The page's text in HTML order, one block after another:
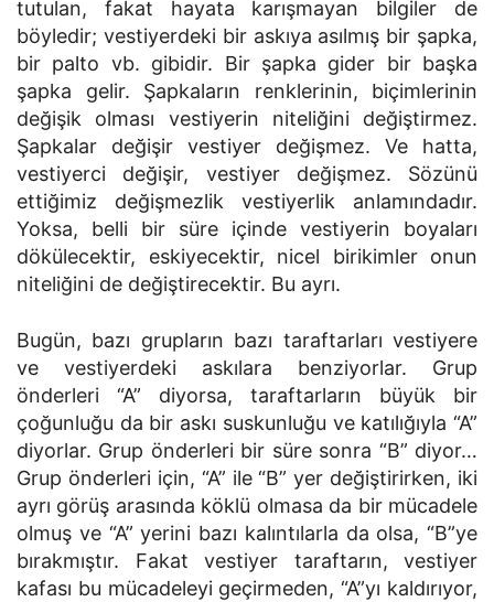
tutulan, fakat hayata karışmayan bilgiler de
böyledir; vestiyerdeki bir askıya asılmış bir şapka,
bir palto vb. gibidir. Bir şapka gider bir başka
şapka gelir. Şapkaların renklerinin, biçimlerinin
değişik ol­ması vestiyerin niteliğini değiştirmez.
Şapkalar değişir vestiyer değişmez. Ve hatta,
vestiyerci değişir, vestiyer değişmez. Sözünü
ettiğimiz değiş­mezlik vestiyerlik anlamındadır.
Yoksa, belli bir süre içinde vestiyerin boyaları
dökülecektir, eskiyecektir, nicel birikimler onun
niteliğini de değişti­recektir. Bu ayrı.
Bugün, bazı grupların bazı taraftarları vestiyere
ve vestiyerdeki askılara benziyorlar. Grup
önderleri “A” diyorsa, taraftarların büyük bir
çoğunlu­ğu da bir askı suskunluğu ve katılığıyla “A”
diyorlar. Grup önderleri bir süre sonra “B” diyor…
Grup önderleri için, “A” ile “B” yer değiştirirken, iki
ayrı görüş arasında köklü olmasa da bir mücadele
olmuş ve “A” yerini bazı kalıntılarla da olsa, “B”ye
bırakmıştır. Fakat vestiyer taraftarın, ves­tiyer
kafası bu mücadeleyi geçirmeden, “A”yı kaldırıyor,